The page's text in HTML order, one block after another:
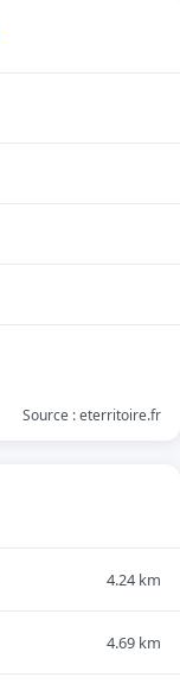
Source : eterritoire.fr
4.24 km
4.69 km